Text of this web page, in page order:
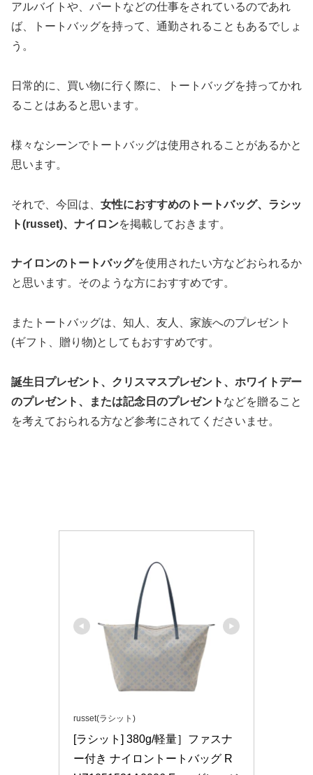
アルバイトや、パートなどの仕事をされているのであれ
ば、トートバッグを持って、通勤されることもあるでしょ
う。
日常的に、買い物に行く際に、トートバッグを持ってかれ
ることはあると思います。
様々なシーンでトートバッグは使用されることがあるかと
思います。
それで、今回は、 女性におすすめのトートバッグ、ラシッ
ト(russet)、ナイロンを掲載しておきます。
ナイロンのトートバッグを使用されたい方などおられるか
と思います。そのような方におすすめです。
またトートバッグは、知人、友人、家族へのプレゼント
(ギフト、贈り物)としてもおすすめです。
誕生日プレゼント、クリスマスプレゼント、ホワイトデー
のプレゼント、または記念日のプレゼント などを贈ること
を考えておられる方など参考にされてくださいませ。
russet(ラシット)
[ラシット] 380g/軽量］ファスナ
ー付き ナイロントートバッグ R